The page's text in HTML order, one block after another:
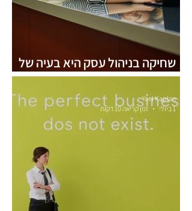
שחיקה בניהול עסק היא בעיה של
מספרים, לא של רגשות
Yael Kaplan
1 ביולי
זמן קריאה 10 דקות